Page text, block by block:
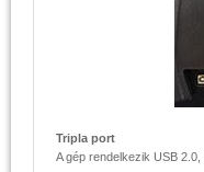
Tripla port
A gép rendelkezik USB